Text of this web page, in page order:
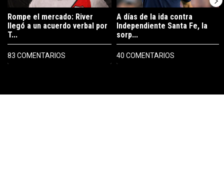
Rompe el mercado: River
llegó a un acuerdo verbal por
T...
83 COMENTARIOS
A días de la ida contra
Independiente Santa Fe, la
sorp...
40 COMENTARIOS